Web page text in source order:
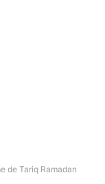
de Tariq Ramadan